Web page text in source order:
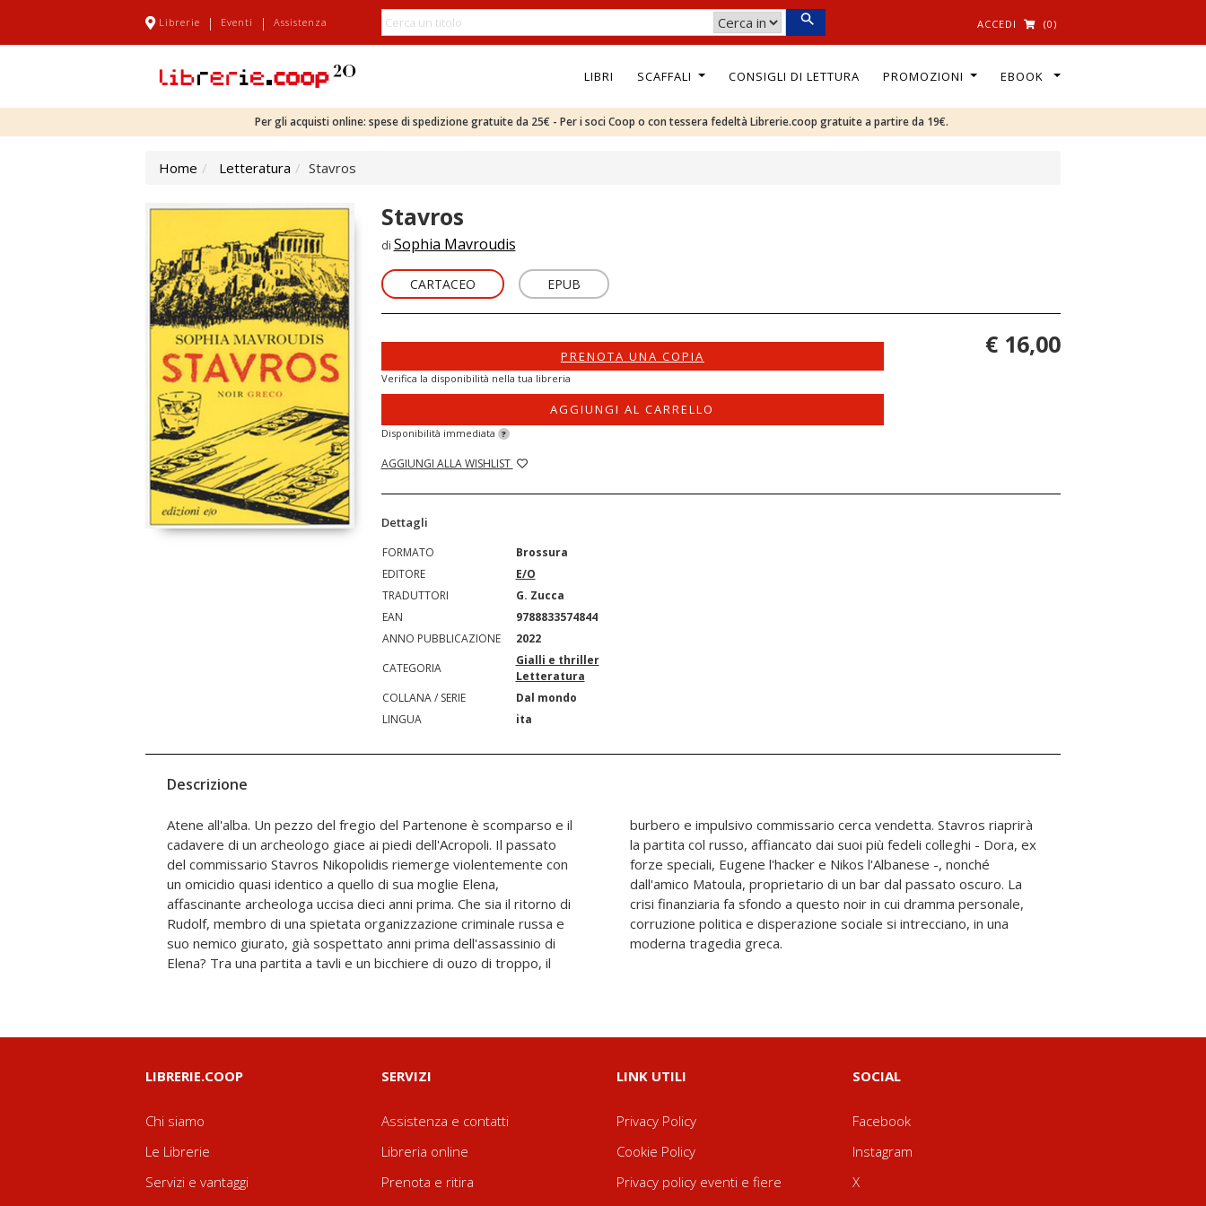
Librerie | Eventi | Assistenza ACCEDI (0)
LIBRI SCAFFALI CONSIGLI DI LETTURA PROMOZIONI EBOOK
Per gli acquisti online: spese di spedizione gratuite da 25€ - Per i soci Coop o con tessera fedeltà Librerie.coop gratuite a partire da 19€.
Home Letteratura Stavros
Stavros
di Sophia Mavroudis
CARTACEO EPUB
PRENOTA UNA COPIA
Verifica la disponibilità nella tua libreria
AGGIUNGI AL CARRELLO
Disponibilità immediata ?
AGGIUNGI ALLA WISHLIST
€ 16,00
Dettagli
FORMATO
Brossura
EDITORE
E/O
TRADUTTORI
G. Zucca
EAN
9788833574844
ANNO PUBBLICAZIONE
2022
CATEGORIA
Gialli e thriller
Letteratura
COLLANA / SERIE
Dal mondo
LINGUA
ita
Descrizione
Atene all'alba. Un pezzo del fregio del Partenone è scomparso e il
cadavere di un archeologo giace ai piedi dell'Acropoli. Il passato
del commissario Stavros Nikopolidis riemerge violentemente con
un omicidio quasi identico a quello di sua moglie Elena,
affascinante archeologa uccisa dieci anni prima. Che sia il ritorno di
Rudolf, membro di una spietata organizzazione criminale russa e
suo nemico giurato, già sospettato anni prima dell'assassinio di
Elena? Tra una partita a tavli e un bicchiere di ouzo di troppo, il
burbero e impulsivo commissario cerca vendetta. Stavros riaprirà
la partita col russo, affiancato dai suoi più fedeli colleghi - Dora, ex
forze speciali, Eugene l'hacker e Nikos l'Albanese -, nonché
dall'amico Matoula, proprietario di un bar dal passato oscuro. La
crisi finanziaria fa sfondo a questo noir in cui dramma personale,
corruzione politica e disperazione sociale si intrecciano, in una
moderna tragedia greca.
LIBRERIE.COOP
Chi siamo
Le Librerie
Servizi e vantaggi
SERVIZI
Assistenza e contatti
Libreria online
Prenota e ritira
LINK UTILI
Privacy Policy
Cookie Policy
Privacy policy eventi e fiere
SOCIAL
Facebook
Instagram
X